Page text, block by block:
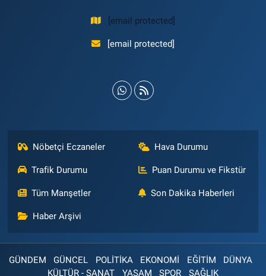
[email protected]
[email protected]
Nöbetçi Eczaneler Hava Durumu
Trafik Durumu Puan Durumu ve Fikstür
Tüm Manşetler Son Dakika Haberleri
Haber Arşivi
GÜNDEM GÜNCEL POLİTİKA EKONOMİ EĞİTİM
DÜNYA
KÜLTÜR - SANAT
YAŞAM SPOR SAĞLIK